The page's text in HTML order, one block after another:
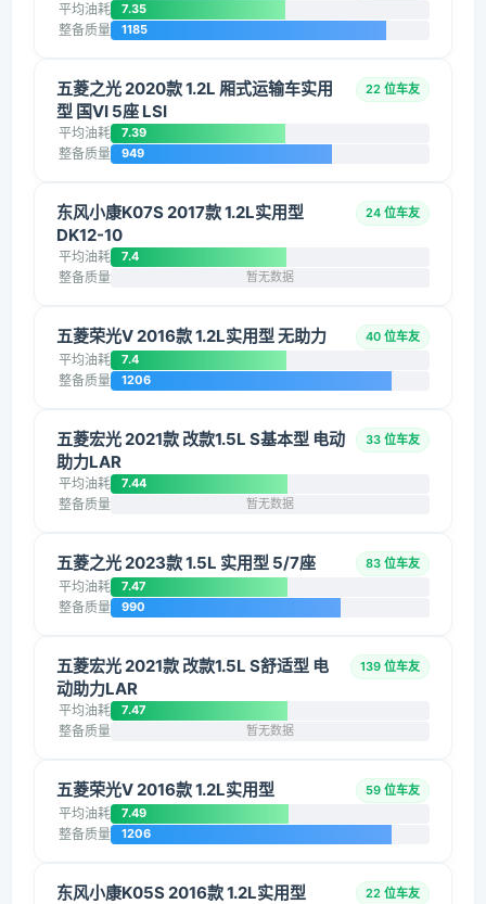
平均油耗 7.35
整备质量 1185
五菱之光 2020款 1.2L 厢式运输车实用
型 国VI 5座 LSI
22 位车友
平均油耗 7.39
整备质量 949
东风小康K07S 2017款 1.2L实用型
DK12-10
24 位车友
平均油耗 7.4
整备质量 暂无数据
五菱荣光V 2016款 1.2L实用型 无助力 40 位车友
平均油耗 7.4
整备质量 1206
五菱宏光 2021款 改款1.5L S基本型 电动
助力LAR
33 位车友
平均油耗 7.44
整备质量 暂无数据
五菱之光 2023款 1.5L 实用型 5/7座 83 位车友
平均油耗 7.47
整备质量 990
五菱宏光 2021款 改款1.5L S舒适型 电
动助力LAR
139 位车友
平均油耗 7.47
整备质量 暂无数据
五菱荣光V 2016款 1.2L实用型 59 位车友
平均油耗 7.49
整备质量 1206
东风小康K05S 2016款 1.2L实用型
22 位车友